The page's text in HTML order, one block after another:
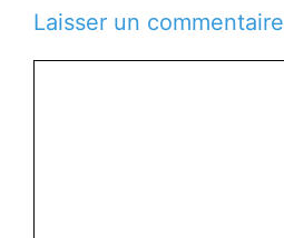
Laisser un commentaire